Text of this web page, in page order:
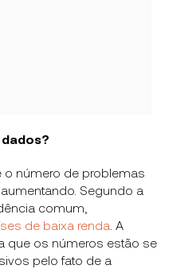
o número de problemas
Segundo a
comum,
de baixa renda . A
que os números estão se
pelo fato de a